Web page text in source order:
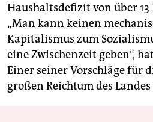
Haushaltsdefizit von über
„Man kann keinen
Kapitalismus zum
eine Zwischenzeit geben“,
Einer seiner Vorschläge für
großen Reichtum des